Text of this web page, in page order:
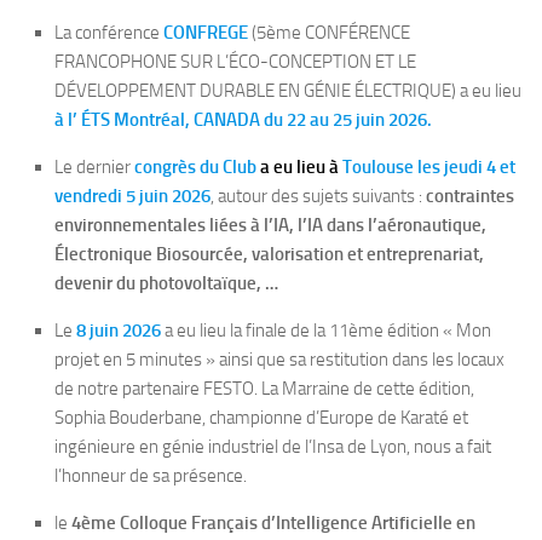
La conférence CONFREGE(5ème CONFÉRENCE
FRANCOPHONE SUR L’ÉCO-CONCEPTION ET LE
DÉVELOPPEMENT DURABLE EN GÉNIE ÉLECTRIQUE) a eu lieu
à l’ ÉTS Montréal, CANADA du 22 au 25 juin 2026.
Le derniercongrès du Cluba eu lieu àToulouse les jeudi 4 et
vendredi 5 juin 2026, autour des sujets suivants : contraintes
environnementales liées à l’IA, l’IA dans l’aéronautique,
Électronique Biosourcée, valorisation et entreprenariat,
devenir du photovoltaïque, …
Le 8 juin 2026a eu lieu la finale de la 11ème édition « Mon
projet en 5 minutes » ainsi que sa restitution dans les locaux
de notre partenaire FESTO. La Marraine de cette édition,
Sophia Bouderbane, championne d’Europe de Karaté et
ingénieure en génie industriel de l’Insa de Lyon, nous a fait
l’honneur de sa présence.
le 4ème Colloque Français d’Intelligence Artificielle en